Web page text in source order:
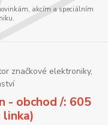
akcím a speciálním
značkové elektroniky,
- obchod /: 605
linka)